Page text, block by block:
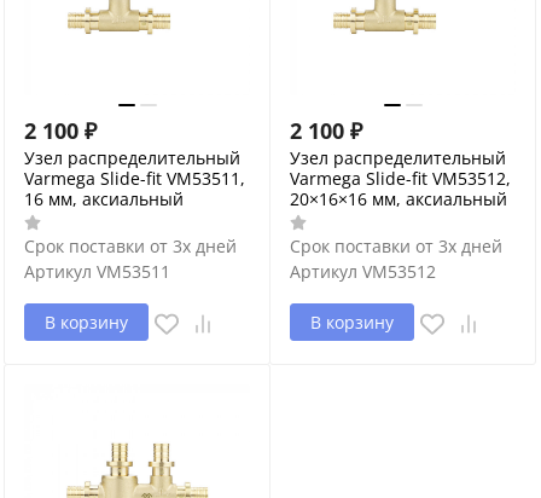
2 100 ₽
Узел распределительный
Varmega Slide-fit VM53511,
16 мм, аксиальный
Срок поставки от 3х дней
Артикул VM53511
В корзину
2 100 ₽
Узел распределительный
Varmega Slide-fit VM53512,
20×16×16 мм, аксиальный
Срок поставки от 3х дней
Артикул VM53512
В корзину